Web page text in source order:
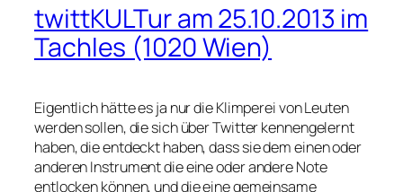
twittKULTur am 25.10.2013 im
Tachles (1020 Wien)
Eigentlich hätte es ja nur die Klimperei von Leuten
werden sollen, die sich über Twitter kennengelernt
haben, die entdeckt haben, dass sie dem einen oder
anderen Instrument die eine oder andere Note
entlocken können, und die eine gemeinsame